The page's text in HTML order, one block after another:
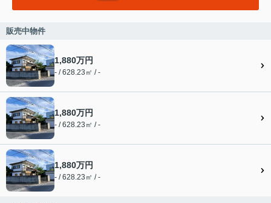
販売中物件
1,880万円
- / 628.23㎡ / -
1,880万円
- / 628.23㎡ / -
1,880万円
- / 628.23㎡ / -